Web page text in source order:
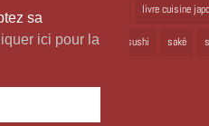
sa
ici pour la
livre cuisine
recette japonaise recette sushi saké